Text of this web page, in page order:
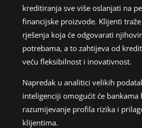
kreditiranja sve više oslanjati na
financijske proizvode. Klijenti
rješenja koja će odgovarati
potrebama, a to zahtijeva od
veću fleksibilnost i inovativnost.
Napredak u analitici velikih
inteligenciji omogućit će bankama
razumijevanje profila rizika i
klijentima.